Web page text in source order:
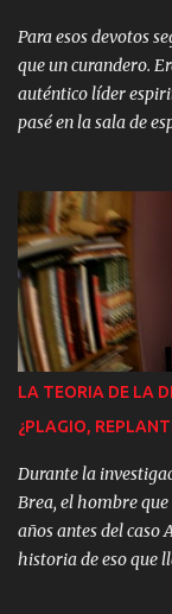
Para esos devotos
que un curandero.
auténtico líder
pasé en la sala de
hacer sin él…”, etc.
caso, porque lo
ocurrido. Y de esos
rendidos a los pies
escuché una y otra
nada por sus
embargo, si Andrés
servicio?. Si bien la
a las 5.000 pts en los
LA TEORIA DE LA
¿PLAGIO,
Durante la
Brea, el hombre
años antes del
historia de eso que